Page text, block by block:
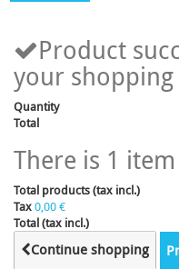
Product
your
Quantity
Total
There is 1
Total products (tax incl.)
Tax0,00 €
Total (tax incl.)
Continue shopping